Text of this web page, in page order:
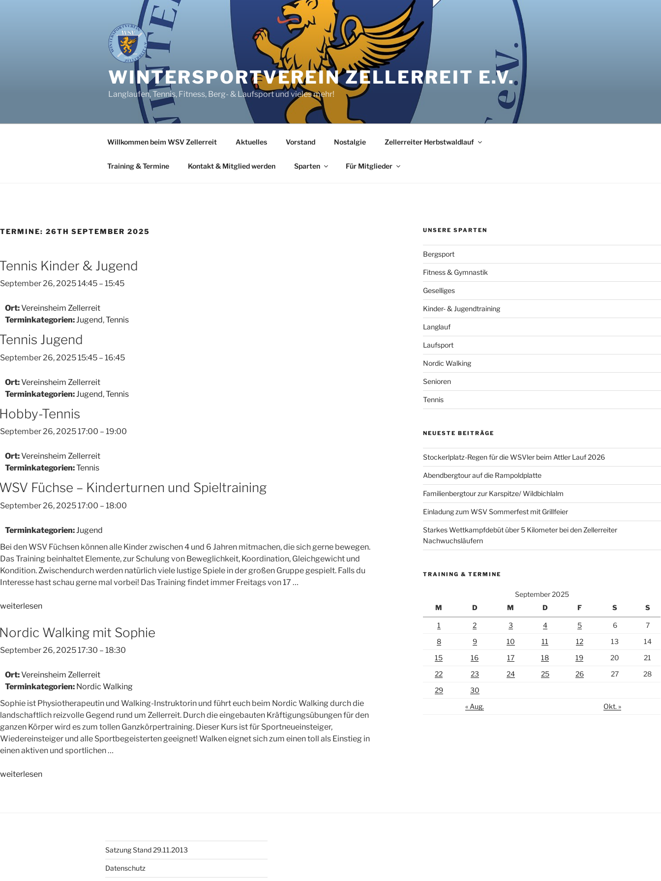
WINTERSPORTVEREIN ZELLERREIT E.V.
Langlaufen, Tennis, Fitness, Berg- & Laufsport und vieles mehr!
Willkommen beim WSV Zellerreit Aktuelles Vorstand Nostalgie Zellerreiter Herbstwaldlauf
Training & Termine Kontakt & Mitglied werden Sparten Für Mitglieder
TERMINE: 26TH SEPTEMBER 2025
Kinder & Jugend
September 26, 2025 14:45 – 15:45
Ort:Vereinsheim Zellerreit
Terminkategorien:Jugend,Tennis
Jugend
September 26, 2025 15:45 – 16:45
Ort:Vereinsheim Zellerreit
Terminkategorien: Jugend,Tennis
Tennis
September 26, 2025 17:00 – 19:00
Ort:Vereinsheim Zellerreit
Terminkategorien:Tennis
Füchse – Kinderturnen und Spieltraining
September 26, 2025 17:00 – 18:00
Terminkategorien: Jugend
Bei den WSV Füchsen können alle Kinder zwischen 4 und 6 Jahren mitmachen, die sich gerne bewegen.
Das Training beinhaltet Elemente, zur Schulung von Beweglichkeit, Koordination, Gleichgewicht und
Kondition. Zwischendurch werden natürlich viele lustige Spiele in der großen Gruppe gespielt. Falls du
Interesse hast schau gerne mal vorbei! Das Training findet immer Freitags von 17 …
„WSV
–
Kinderturnen
und
weiterlesen
Walking mit Sophie
September 26, 2025 17:30 – 18:30
Ort:Vereinsheim Zellerreit
Terminkategorien: Nordic Walking
Sophie ist Physiotherapeutin und Walking-Instruktorin und führt euch beim Nordic Walking durch die
landschaftlich reizvolle Gegend rund um Zellerreit. Durch die eingebauten Kräftigungsübungen für den
ganzen Körper wird es zum tollen Ganzkörpertraining. Dieser Kurs ist für Sportneueinsteiger,
Wiedereinsteiger und alle Sportbegeisterten geeignet! Walken eignet sich zum einen toll als Einstieg in
einen aktiven und sportlichen …
„Nordic
weiterlesen
UNSERE SPARTEN
Bergsport
Fitness & Gymnastik
Geselliges
Kinder- & Jugendtraining
Langlauf
Laufsport
Nordic Walking
Senioren
Tennis
NEUESTE BEITRÄGE
Stockerlplatz-Regen für die WSVler beim Attler Lauf 2026
Abendbergtour auf die Rampoldplatte
Familienbergtour zur Karspitze/ Wildbichlalm
Einladung zum WSV Sommerfest mit Grillfeier
Starkes Wettkampfdebüt über 5 Kilometer bei den Zellerreiter
Nachwuchsläufern
TRAINING & TERMINE
September 2025
M
D M D F S S
1 2 3 4 5 6
7
8
9 10 11 12 13
14
15
16 17 18 19 20
21
22
23 24 25 26 27
28
29
30
« Aug.
Okt. »
Satzung Stand 29.11.2013
Datenschutz